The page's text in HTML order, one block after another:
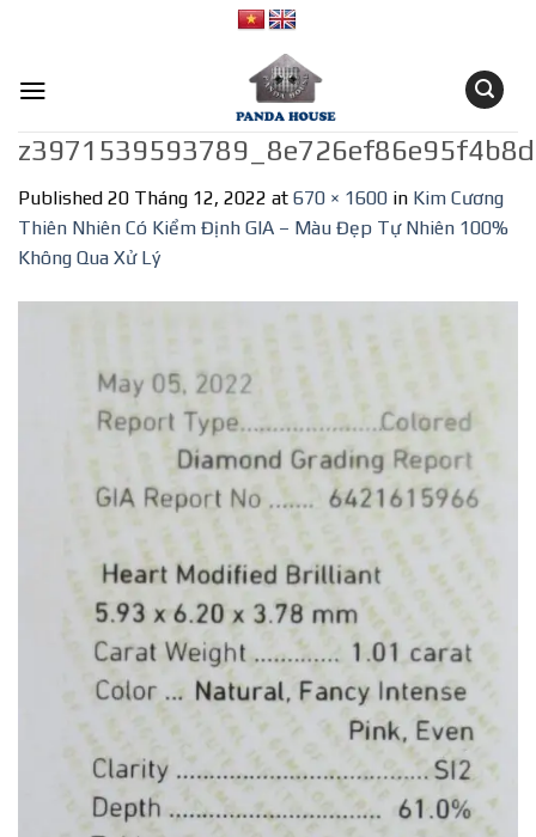
Published 20 Tháng 12, 2022 at 670 × 1600 in Kim Cương
Thiên Nhiên Có Kiểm Định GIA – Màu Đẹp Tự Nhiên 100%
Không Qua Xử Lý